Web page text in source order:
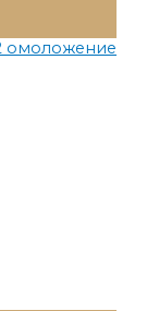
омоложение